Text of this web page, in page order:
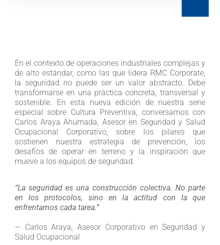
En el contexto de operaciones industriales complejas y
de alto estándar, como las que lidera RMC Corporate,
la seguridad no puede ser un valor abstracto. Debe
transformarse en una práctica concreta, transversal y
sostenible. En esta nueva edición de nuestra serie
especial sobre Cultura Preventiva, conversamos con
Carlos Araya Ahumada, Asesor en Seguridad y Salud
Ocupacional Corporativo, sobre los pilares que
sostienen nuestra estrategia de prevención, los
desafíos de operar en terreno y la inspiración que
mueve a los equipos de seguridad.
“La seguridad es una construcción colectiva. No parte
en los protocolos, sino en la actitud con la que
enfrentamos cada tarea.”
— Carlos Araya, Asesor Corporativo en Seguridad y
Salud Ocupacional